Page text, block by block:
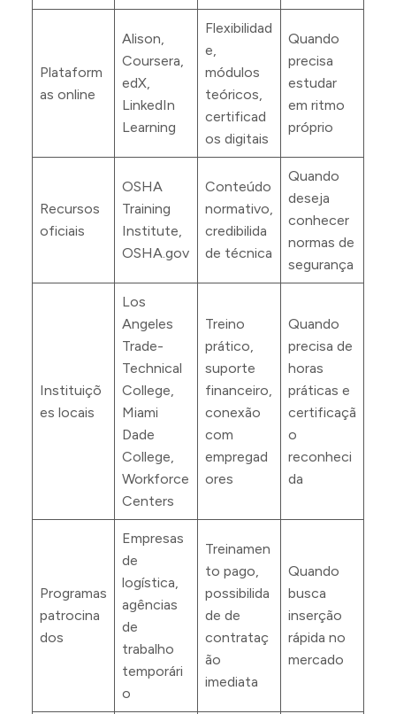
Plataform
as online
Alison,
Coursera,
edX,
LinkedIn
Learning
Flexibilidad
e,
módulos
teóricos,
certificad
os digitais
Quando
precisa
estudar
em ritmo
próprio
Recursos
oficiais
OSHA
Training
Institute,
OSHA.gov
Conteúdo
normativo,
credibilida
de técnica
Quando
deseja
conhecer
normas de
segurança
Instituiçõ
es locais
Los
Angeles
Trade-
Technical
College,
Miami
Dade
College,
Workforce
Centers
Treino
prático,
suporte
financeiro,
conexão
com
empregad
ores
Quando
precisa de
horas
práticas e
certificaçã
o
reconheci
da
Programas
patrocina
dos
Empresas
de
logística,
agências
de
trabalho
temporári
o
Treinamen
to pago,
possibilida
de de
contrataç
ão
imediata
Quando
busca
inserção
rápida no
mercado